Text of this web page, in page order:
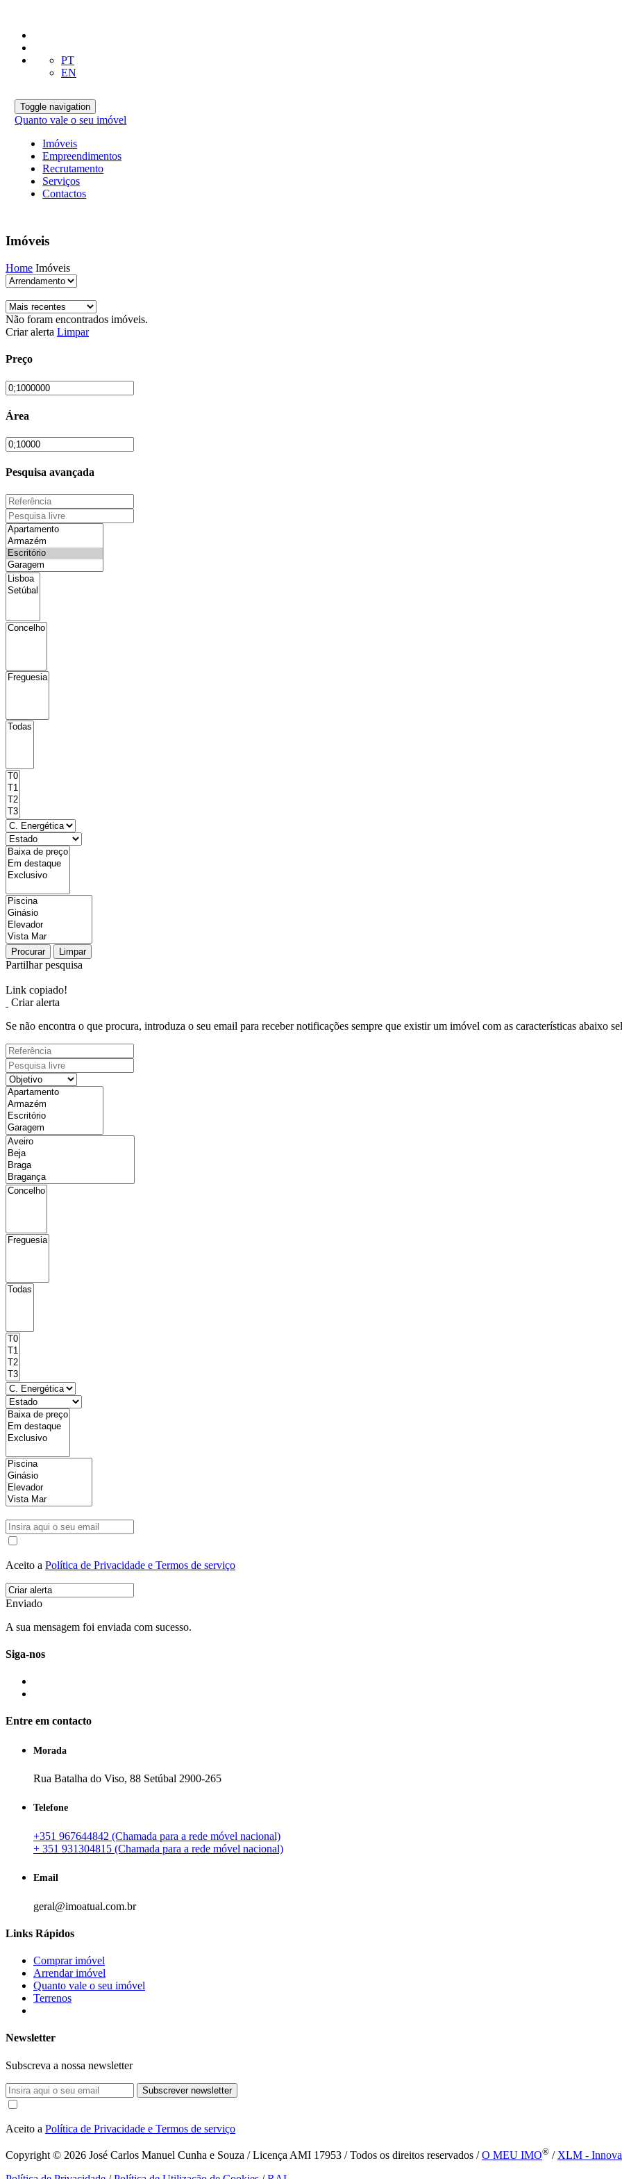
PT
EN
Toggle navigation
Quanto vale o seu imóvel
Imóveis
Empreendimentos
Recrutamento
Serviços
Contactos
Imóveis
Home Imóveis
Não foram encontrados imóveis.
Criar alerta Limpar
Preço
Área
Pesquisa avançada
Procurar Limpar
Partilhar pesquisa
Link copiado!
Criar alerta
Se não encontra o que procura, introduza o seu email para receber notificações sempre que existir um imóvel com as características abaixo
Aceito a Política de Privacidade e Termos de serviço
Enviado
A sua mensagem foi enviada com sucesso.
Siga-nos
Entre em contacto
Morada
Rua Batalha do Viso, 88 Setúbal 2900-265
Telefone
+351 967644842 (Chamada para a rede móvel nacional)
+ 351 931304815 (Chamada para a rede móvel nacional)
Email
geral@imoatual.com.br
Links Rápidos
Comprar imóvel
Arrendar imóvel
Quanto vale o seu imóvel
Terrenos
Newsletter
Subscreva a nossa newsletter
Subscrever newsletter
Aceito a Política de Privacidade e Termos de serviço
Copyright © 2026 José Carlos Manuel Cunha e Souza / Licença AMI 17953 / Todos os direitos reservados /O MEU IMO® / XLM -